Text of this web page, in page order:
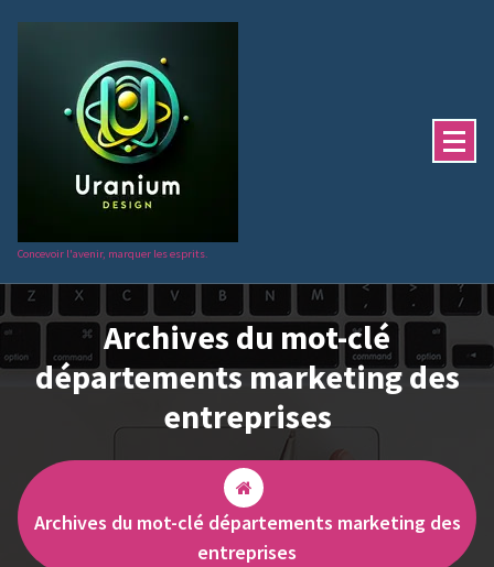
Concevoir l'avenir, marquer les esprits.
Archives du mot-clé
départements marketing des
entreprises
Archives du mot-clé départements marketing des
entreprises